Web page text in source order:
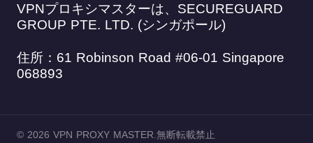
VPNプロキシマスターは、SECUREGUARD
GROUP PTE. LTD. (シンガポール)
住所：61 Robinson Road #06-01 Singapore
068893
© 2026 VPN PROXY MASTER.無断転載禁止